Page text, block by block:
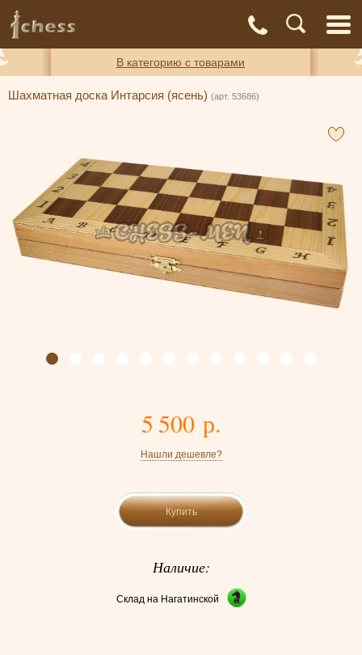
и оплата
В категорию с товарами
Шахматная доска Интарсия (ясень) (арт. 53686)
5 500 р.
Нашли дешевле?
Купить
Наличие:
Склад на Нагатинской